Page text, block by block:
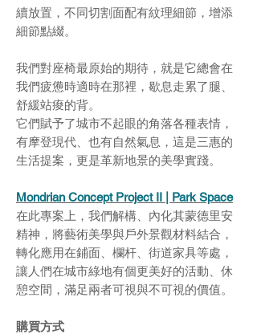
續放置，不同切割面配有紋理細節，增添
細節點綴。
我們對座椅最原始的期待，就是它總會在
我們疲憊時適時在那裡，歇息走累了腿、
舒緩站痠的背。
它們賦予了城市不起眼的角落各種表情，
有摩登現代、也有自然氣息，這是三惠的
生活提案，更是革新地景的美學實踐。
Mondrian Concept Project II | Park Space
在此專案上，我們解構、內化其蒙德里安
精神，將藝術美學與戶外景觀材料結合，
轉化應用在鋪面、欄杆、街道家具等處，
讓人們在城市綠地有個更美好的活動、休
憩空間，滿足兩者可視與不可視的價值。
購買方式